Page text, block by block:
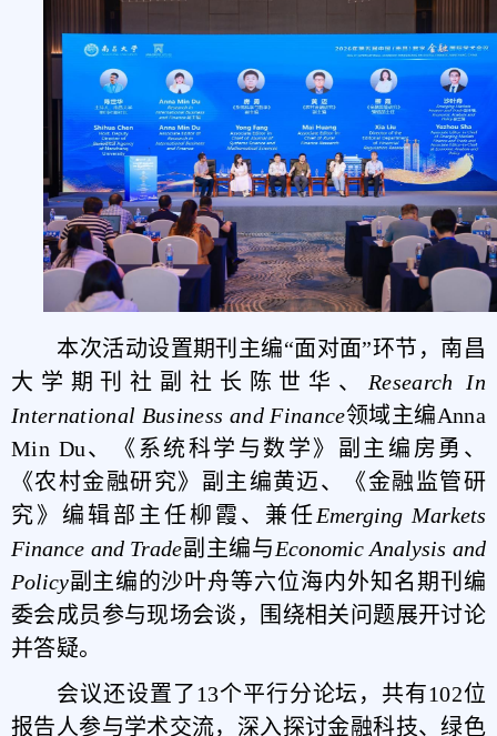
本次活动设置期刊主编“面对面”环节，南昌
大学期刊社 副社长陈世华、 Research In
International Business and Finance领域主编Anna
Min Du、《系统科学与数学》副主编房勇、
《农村金融研究》副主编黄迈、《金融监管研
究》编辑部主任柳霞、兼任Emerging Markets
Finance and Trade副主编与Economic Analysis and
Policy副主编的沙叶舟等六位海内外知名期刊编
委会成员参与现场会谈，围绕相关问题展开讨论
并答疑。
会议还设置了13个平行分论坛，共有102位
报告人参与学术交流，深入探讨金融科技、绿色